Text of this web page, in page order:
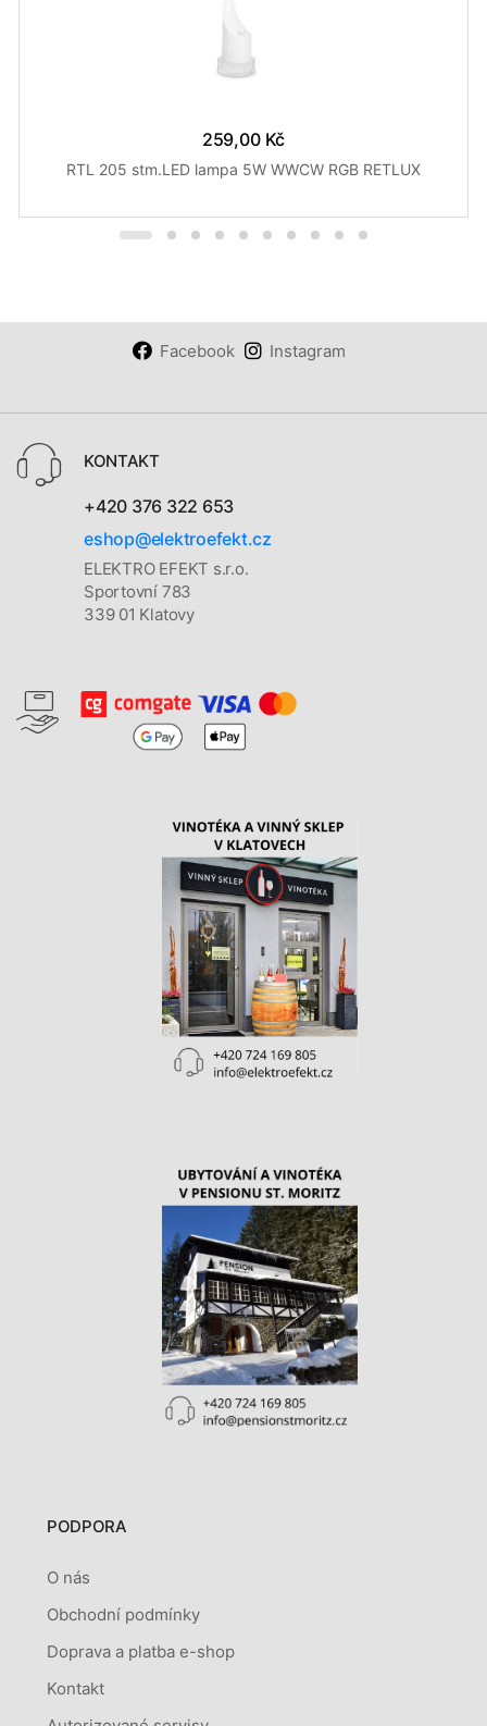
259,00 Kč
RTL 205 stm.LED lampa 5W WWCW RGB RETLUX
Facebook Instagram
KONTAKT
+420 376 322 653
eshop@elektroefekt.cz
ELEKTRO EFEKT s.r.o.
Sportovní 783
339 01 Klatovy
PODPORA
O nás
Obchodní podmínky
Doprava a platba e-shop
Kontakt